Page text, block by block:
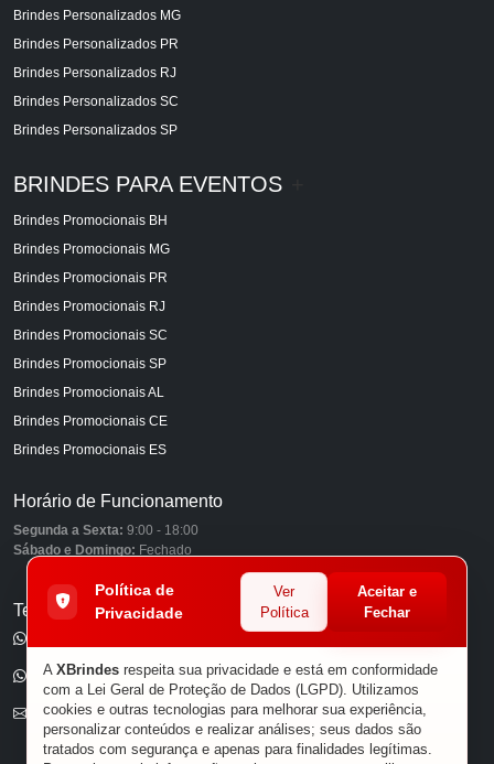
Brindes Personalizados MG
Brindes Personalizados PR
Brindes Personalizados RJ
Brindes Personalizados SC
Brindes Personalizados SP
BRINDES PARA EVENTOS
Brindes Promocionais BH
Brindes Promocionais MG
Brindes Promocionais PR
Brindes Promocionais RJ
Brindes Promocionais SC
Brindes Promocionais SP
Brindes Promocionais AL
Brindes Promocionais CE
Brindes Promocionais ES
Horário de Funcionamento
Segunda a Sexta: 9:00 - 18:00
Sábado e Domingo: Fechado
Telefones
(11) 96585-7462
E-mail
Política de
Privacidade
Ver
Política
Aceitar e
Fechar
A XBrindes respeita sua privacidade e está em conformidade
com a Lei Geral de Proteção de Dados (LGPD). Utilizamos
cookies e outras tecnologias para melhorar sua experiência,
personalizar conteúdos e realizar análises; seus dados são
tratados com segurança e apenas para finalidades legítimas.